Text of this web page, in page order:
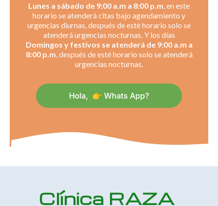
Lunes a sábado de 9:00 a.m a 8:00 p.m, en este
horario se atenderá citas bajo agendamiento y
urgencias diurnas, después de esté horario solo se
atenderá urgencias nocturnas. Y los días
Domingos y festivos se atenderá de 9:00 a.m a
8:00 p.m, después de esté horario solo se atenderá
urgencias nocturnas.
Clínica RAZA